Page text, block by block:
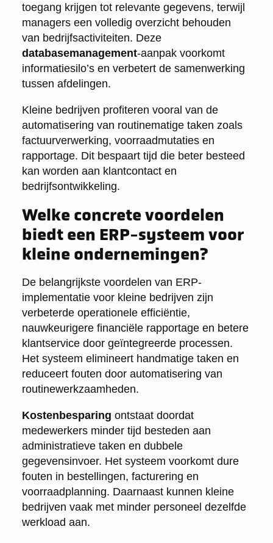
toegang krijgen tot relevante gegevens, terwijl
managers een volledig overzicht behouden
van bedrijfsactiviteiten. Deze
databasemanagement-aanpak voorkomt
informatiesilo’s en verbetert de samenwerking
tussen afdelingen.
Kleine bedrijven profiteren vooral van de
automatisering van routinematige taken zoals
factuurverwerking, voorraadmutaties en
rapportage. Dit bespaart tijd die beter besteed
kan worden aan klantcontact en
bedrijfsontwikkeling.
Welke concrete voordelen
biedt een ERP-systeem voor
kleine ondernemingen?
De belangrijkste voordelen van ERP-
implementatie voor kleine bedrijven zijn
verbeterde operationele efficiëntie,
nauwkeurigere financiële rapportage en betere
klantservice door geïntegreerde processen.
Het systeem elimineert handmatige taken en
reduceert fouten door automatisering van
routinewerkzaamheden.
Kostenbesparing ontstaat doordat
medewerkers minder tijd besteden aan
administratieve taken en dubbele
gegevensinvoer. Het systeem voorkomt dure
fouten in bestellingen, facturering en
voorraadplanning. Daarnaast kunnen kleine
bedrijven vaak met minder personeel dezelfde
werkload aan.